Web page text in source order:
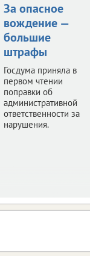
За опасное
вождение —
большие
штрафы
Госдума приняла в
первом чтении
поправки об
административной
ответственности за
нарушения.